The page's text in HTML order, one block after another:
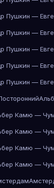
Пушкин —
Пушкин —
Пушкин —
Пушкин —
Пушкин —
Камю —
Камю —
Камю —
Камю —